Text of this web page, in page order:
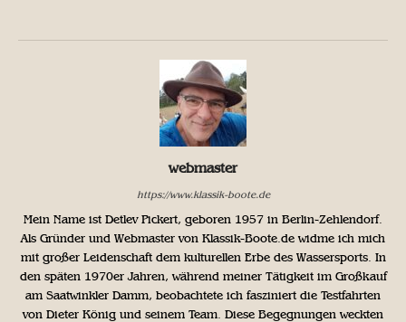
webmaster
https://www.klassik-boote.de
Mein Name ist Detlev Pickert, geboren 1957 in Berlin-Zehlendorf.
Als Gründer und Webmaster von Klassik-Boote.de widme ich mich
mit großer Leidenschaft dem kulturellen Erbe des Wassersports. In
den späten 1970er Jahren, während meiner Tätigkeit im Großkauf
am Saatwinkler Damm, beobachtete ich fasziniert die Testfahrten
von Dieter König und seinem Team. Diese Begegnungen weckten